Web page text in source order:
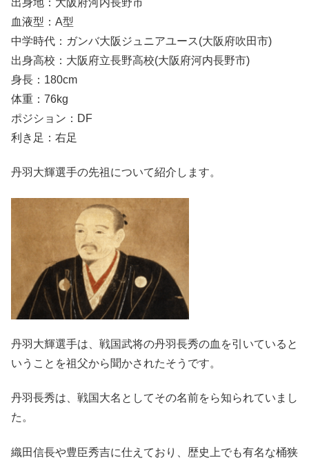
血液型：A型
中学時代：ガンバ大阪ジュニアユース(大阪府吹田市)
出身高校：大阪府立長野高校(大阪府河内長野市)
身長：180cm
体重：76kg
ポジション：DF
利き足：右足
丹羽大輝選手の先祖について紹介します。
丹羽大輝選手は、戦国武将の丹羽長秀の血を引いていると
いうことを祖父から聞かされたそうです。
丹羽長秀は、戦国大名としてその名前をら知られていまし
た。
織田信長や豊臣秀吉に仕えており、歴史上でも有名な桶狭